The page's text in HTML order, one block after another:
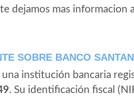
dejamos mas informacion
SOBRE BANCO
una institución bancaria
. Su identificación fiscal